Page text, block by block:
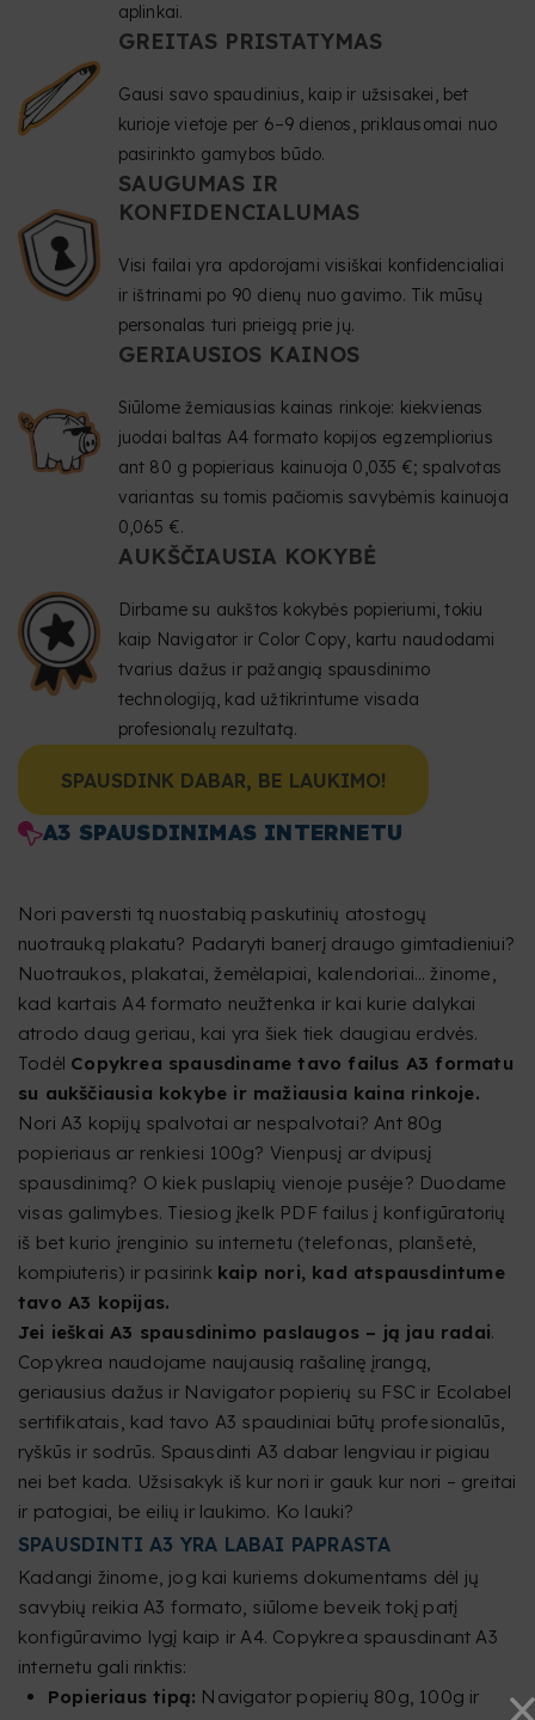
aplinkai.
GREITAS PRISTATYMAS
Gausi savo spaudinius, kaip ir užsisakei, bet
kurioje vietoje per 6–9 dienos, priklausomai nuo
pasirinkto gamybos būdo.
SAUGUMAS IR
KONFIDENCIALUMAS
Visi failai yra apdorojami visiškai konfidencialiai
ir ištrinami po 90 dienų nuo gavimo. Tik mūsų
personalas turi prieigą prie jų.
GERIAUSIOS KAINOS
Siūlome žemiausias kainas rinkoje: kiekvienas
juodai baltas A4 formato kopijos egzempliorius
ant 80 g popieriaus kainuoja 0,035 €; spalvotas
variantas su tomis pačiomis savybėmis kainuoja
0,065 €.
AUKŠČIAUSIA KOKYBĖ
Dirbame su aukštos kokybės popieriumi, tokiu
kaip Navigator ir Color Copy, kartu naudodami
tvarius dažus ir pažangią spausdinimo
technologiją, kad užtikrintume visada
profesionalų rezultatą.
SPAUSDINK DABAR, BE LAUKIMO!
A3 SPAUSDINIMAS INTERNETU
Nori paversti tą nuostabią paskutinių atostogų
nuotrauką plakatu? Padaryti banerį draugo gimtadieniui?
Nuotraukos, plakatai, žemėlapiai, kalendoriai… žinome,
kad kartais A4 formato neužtenka ir kai kurie dalykai
atrodo daug geriau, kai yra šiek tiek daugiau erdvės.
Todėl Copykrea spausdiname tavo failus A3 formatu
su aukščiausia kokybe ir mažiausia kaina rinkoje.
Nori A3 kopijų spalvotai ar nespalvotai? Ant 80g
popieriaus ar renkiesi 100g? Vienpusį ar dvipusį
spausdinimą? O kiek puslapių vienoje pusėje? Duodame
visas galimybes. Tiesiog įkelk PDF failus į konfigūratorių
iš bet kurio įrenginio su internetu (telefonas, planšetė,
kompiuteris) ir pasirink kaip nori, kad atspausdintume
tavo A3 kopijas.
Jei ieškai A3 spausdinimo paslaugos – ją jau radai.
Copykrea naudojame naujausią rašalinę įrangą,
geriausius dažus ir Navigator popierių su FSC ir Ecolabel
sertifikatais, kad tavo A3 spaudiniai būtų profesionalūs,
ryškūs ir sodrūs. Spausdinti A3 dabar lengviau ir pigiau
nei bet kada. Užsisakyk iš kur nori ir gauk kur nori – greitai
ir patogiai, be eilių ir laukimo. Ko lauki?
SPAUSDINTI A3 YRA LABAI PAPRASTA
Kadangi žinome, jog kai kuriems dokumentams dėl jų
savybių reikia A3 formato, siūlome beveik tokį patį
konfigūravimo lygį kaip ir A4. Copykrea spausdinant A3
internetu gali rinktis:
Popieriaus tipą: Navigator popierių 80g, 100g ir